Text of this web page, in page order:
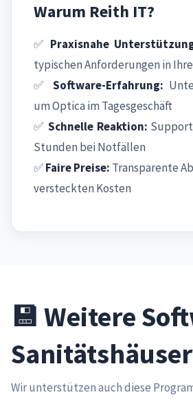
Warum Reith IT?
✅ Praxisnahe
typischen Anforderungen in
✅ Software-Erfahrung:
um Optica im Tagesgeschäft
✅ Schnelle Reaktion:
Stunden bei Notfällen
✅Faire Preise: Transparente
versteckten Kosten
💾 Weitere
Sanitätshäuser
Wir unterstützen auch diese